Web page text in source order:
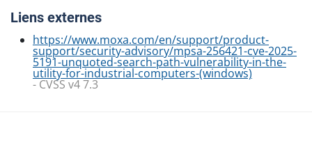
Liens externes
https://www.moxa.com/en/support/product-
support/security-advisory/mpsa-256421-cve-2025-
5191-unquoted-search-path-vulnerability-in-the-
utility-for-industrial-computers-(windows)
- CVSS v4 7.3